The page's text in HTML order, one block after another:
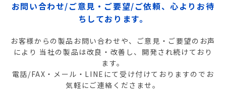
お問い合わせ/ご意見・ご要望/ご依頼、心よりお待
ちしております。
お客様からの製品お問い合わせや、ご意見・ご要望のお声
により 当社の製品は改良・改善し、開発され続けており
ます。
電話/FAX・メール・LINEにて受け付けておりますのでお
気軽にご連絡くださませ。